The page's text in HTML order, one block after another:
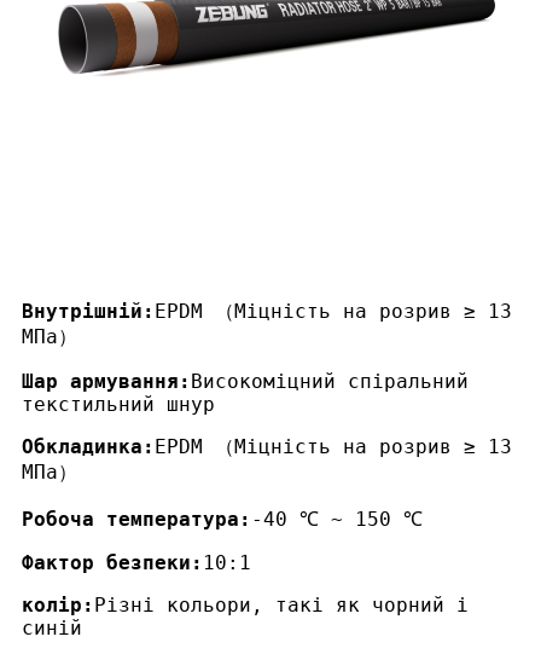
Внутрішній: EPDM （Міцність на розрив ≥ 13
МПа）
Шар армування: Високоміцний спіральний
текстильний шнур
Обкладинка: EPDM （Міцність на розрив ≥ 13
МПа）
Робоча температура: -40 ℃ ~ 150 ℃
Фактор безпеки: 10:1
колір: Різні кольори, такі як чорний і
синій